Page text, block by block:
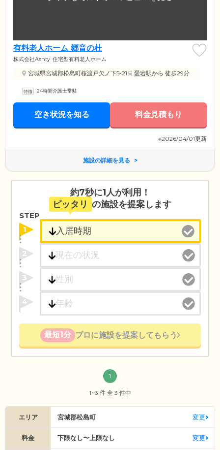
有料老人ホーム 郷音の杜
株式会社Ashty 住宅型有料老人ホーム
宮城県宮城郡松島町桜渡戸欠ノ下5-21 愛宕駅から 徒歩29分
24時間介護士常駐
空き状況を知る 料金見積もり
※2026/04/01更新
施設の詳細を見る
約7秒に1人が利用！
ピッタリ の施設を提案します
STEP
1
2
3
4
最短1分 プロに施設を提案してもらう
1
1~3 件 全 3 件中
エリア 宮城郡松島町 変更
料金 下限なし〜上限なし 変更